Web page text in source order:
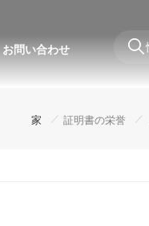
お問い合わせ
家 / 証明書の栄誉 /